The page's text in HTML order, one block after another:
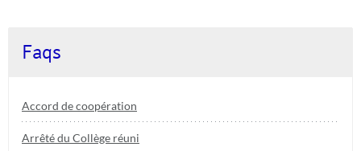
Faqs
Accord de coopération
Arrêté du Collège réuni